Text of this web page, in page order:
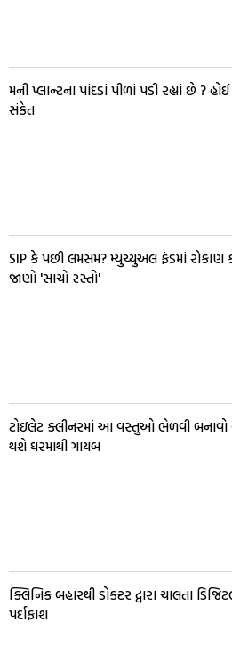
મની પ્લાન્ટના પાંદડાં પીળાં પડી રહ્યાં છે ?
સંકેત
SIP કે પછી લમસમ? મ્યુચ્યુઅલ ફંડમાં રોકાણ
જાણો 'સાચો રસ્તો'
ટોઇલેટ ક્લીનરમાં આ વસ્તુઓ ભેળવી બનાવો
થશે ઘરમાંથી ગાયબ
ક્લિનિક બહારથી ડોક્ટર દ્વારા ચાલતા
પર્દાફાશ